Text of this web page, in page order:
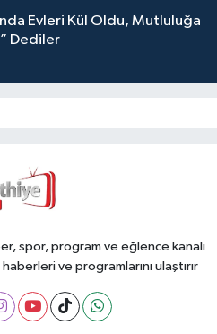
Evleri Kül Oldu, Mutluluğa
Dediler
spor, program ve eğlence kanalı
ve programlarını ulaştırır